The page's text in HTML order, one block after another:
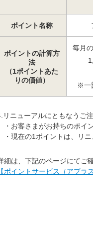
ポイント名称
ポイントの計算方
法
（1ポイントあた
りの価値）
毎月
※一
リニューアルにともなうご
お客さまがお持ちのポイン
現在の1ポイントは、リニ
細は、下記のページにてご
ポイントサービス（アプラ